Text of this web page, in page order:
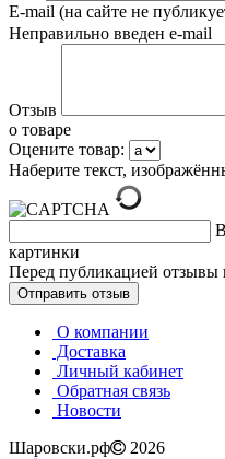
E-mail (на сайте не
Неправильно введен e-mail
Отзыв
о товаре
Оцените товар:
Наберите текст,
картинки
Перед публикацией отзывы
О компании
Доставка
Личный кабинет
Обратная связь
Новости
Шаровски.рф
2026